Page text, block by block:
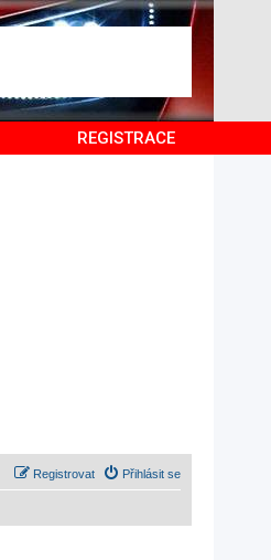
REGISTRACE
Přihlásit se
Registrovat